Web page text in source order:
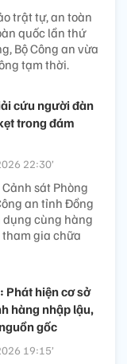
trật tự, an toàn
quốc lần thứ
Bộ Công an vừa
tạm thời.
cứu người đàn
trong đám
22:30’
sát Phòng
an tỉnh Đồng
dụng cùng hàng
gia chữa
Phát hiện cơ sở
hàng nhập lậu,
gốc
19:15’